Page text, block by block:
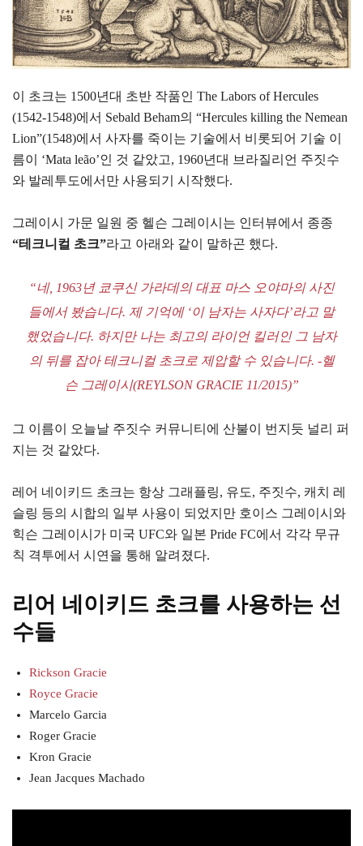
이 초크는 1500년대 초반 작품인 The Labors of Hercules
(1542-1548)에서 Sebald Beham의 “Hercules killing the Nemean
Lion”(1548)에서 사자를 죽이는 기술에서 비롯되어 기술 이
름이 ‘Mata leão’인 것 같았고, 1960년대 브라질리언 주짓수
와 발레투도에서만 사용되기 시작했다.
그레이시 가문 일원 중 헬슨 그레이시는 인터뷰에서 종종
“테크니컬 초크”라고 아래와 같이 말하곤 했다.
“네, 1963년 쿄쿠신 가라데의 대표 마스 오야마의 사진
들에서 봤습니다. 제 기억에 ‘이 남자는 사자다’라고 말
했었습니다. 하지만 나는 최고의 라이언 킬러인 그 남자
의 뒤를 잡아 테크니컬 초크로 제압할 수 있습니다. -헬
슨 그레이시(REYLSON GRACIE 11/2015)”
그 이름이 오늘날 주짓수 커뮤니티에 산불이 번지듯 널리 퍼
지는 것 같았다.
레어 네이키드 초크는 항상 그래플링, 유도, 주짓수, 캐치 레
슬링 등의 시합의 일부 사용이 되었지만 호이스 그레이시와
힉슨 그레이시가 미국 UFC와 일본 Pride FC에서 각각 무규
칙 격투에서 시연을 통해 알려졌다.
리어 네이키드 초크를 사용하는 선
수들
Rickson Gracie
Royce Gracie
Marcelo Garcia
Roger Gracie
Kron Gracie
Jean Jacques Machado